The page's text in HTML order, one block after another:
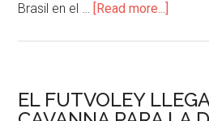
Brasil en el … [Read more...]
EL FUTVOLEY